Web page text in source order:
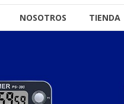
NOSOTROS TIENDA